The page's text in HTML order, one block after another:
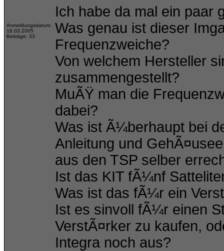
Anmeldungsdatum:
16.03.2005
Beiträge: 33
Ich habe da mal ein paar
Was genau ist dieser
Frequenzweiche?
Von welchem Hersteller
zusammengestellt?
MuÃŸ man die
dabei?
Was ist Ã¼berhaupt bei
Anleitung und
aus den TSP selber
Ist das KIT fÃ¼nf
Was ist das fÃ¼r ein
Ist es sinvoll fÃ¼r einen
VerstÃ¤rker zu kaufen,
Integra noch aus?